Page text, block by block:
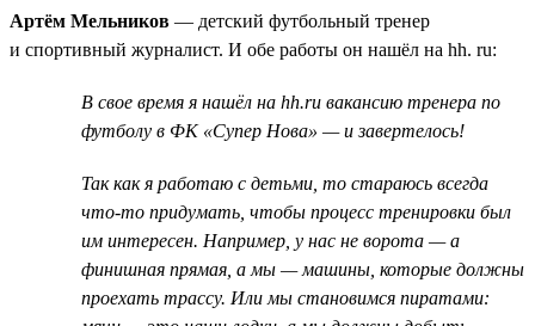
Артём Мельников — детский футбольный тренер
и спортивный журналист. И обе работы он нашёл на hh. ru:
В свое время я нашёл на hh.ru вакансию тренера по
футболу в ФК «Супер Нова» — и завертелось!
Так как я работаю с детьми, то стараюсь всегда
что-то придумать, чтобы процесс тренировки был
им интересен. Например, у нас не ворота — а
финишная прямая, а мы — машины, которые должны
проехать трассу. Или мы становимся пиратами: